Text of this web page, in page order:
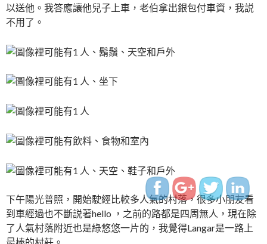
以送他。我答應讓他兒子上車，老伯拿出銀包付車資，我説
不用了。
下午陽光普照，開始駛經比較多人氣的村落，很多小朋友看
到車經過也不斷説著hello ，之前的路都是四周無人，現在除
了人氣村落附近也是綠悠悠一片的，我覺得Langar是一路上